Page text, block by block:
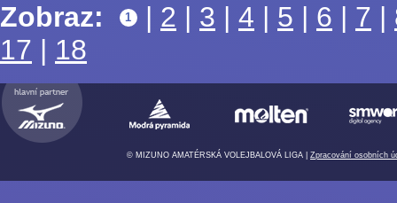
Zobraz:
1 | 2 | 3 | 4 | 5 | 6 | 7 |
17 | 18
© MIZUNO AMATÉRSKÁ VOLEJBALOVÁ LIGA | Zpracování osobních